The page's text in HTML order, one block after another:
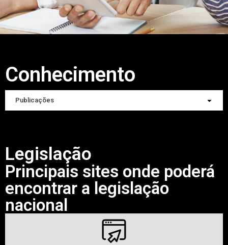
Conhecimento
Publicações
Legislação
Principais sites onde poderá
encontrar a legislação
nacional